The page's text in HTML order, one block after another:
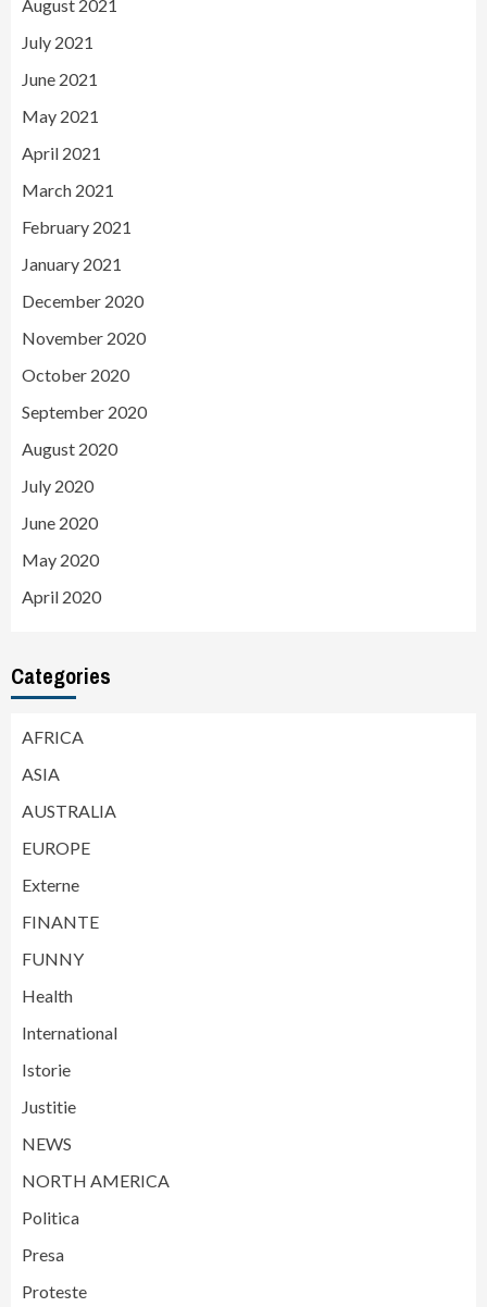
August 2021
July 2021
June 2021
May 2021
April 2021
March 2021
February 2021
January 2021
December 2020
November 2020
October 2020
September 2020
August 2020
July 2020
June 2020
May 2020
April 2020
Categories
AFRICA
ASIA
AUSTRALIA
EUROPE
Externe
FINANTE
FUNNY
Health
International
Istorie
Justitie
NEWS
NORTH AMERICA
Politica
Presa
Proteste